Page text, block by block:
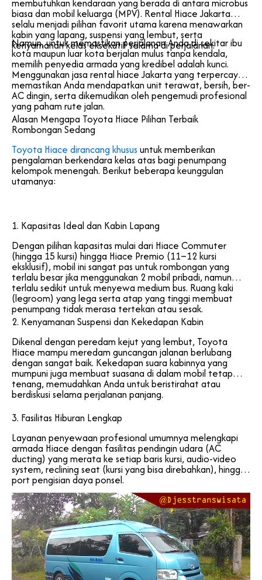
membutuhkan kendaraan yang berada di antara microbus
biasa dan mobil keluarga (MPV). Rental Hiace Jakarta
selalu menjadi pilihan favorit utama karena menawarkan
kabin yang lapang, suspensi yang lembut, serta
kenyamanan kelas eksekutif selama di perjalanan.
Namun, untuk memastikan perjalanan Anda di sekitar ibu
kota maupun luar kota berjalan mulus tanpa kendala,
memilih penyedia armada yang kredibel adalah kunci.
Menggunakan jasa rental hiace Jakarta yang terpercaya
memastikan Anda mendapatkan unit terawat, bersih, ber-
AC dingin, serta dikemudikan oleh pengemudi profesional
yang paham rute jalan.
Alasan Mengapa Toyota Hiace Pilihan Terbaik
Rombongan Sedang
Toyota Hiace dirancang khusus untuk memberikan
pengalaman berkendara kelas atas bagi penumpang
kelompok menengah. Berikut beberapa keunggulan
utamanya:
1. Kapasitas Ideal dan Kabin Lapang
Dengan pilihan kapasitas mulai dari Hiace Commuter
(hingga 15 kursi) hingga Hiace Premio (11–12 kursi
eksklusif), mobil ini sangat pas untuk rombongan yang
terlalu besar jika menggunakan 2 mobil pribadi, namun
terlalu sedikit untuk menyewa medium bus. Ruang kaki
(legroom) yang lega serta atap yang tinggi membuat
penumpang tidak merasa tertekan atau sesak.
2. Kenyamanan Suspensi dan Kekedapan Kabin
Dikenal dengan peredam kejut yang lembut, Toyota
Hiace mampu meredam guncangan jalanan berlubang
dengan sangat baik. Kekedapan suara kabinnya yang
mumpuni juga membuat suasana di dalam mobil tetap
tenang, memudahkan Anda untuk beristirahat atau
berdiskusi selama perjalanan panjang.
3. Fasilitas Hiburan Lengkap
Layanan penyewaan profesional umumnya melengkapi
armada Hiace dengan fasilitas pendingin udara (AC
ducting) yang merata ke setiap baris kursi, audio-video
system, reclining seat (kursi yang bisa direbahkan), hingga
port pengisian daya ponsel.